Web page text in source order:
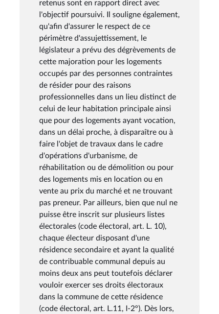
retenus sont en rapport direct avec
l'objectif poursuivi. Il souligne également,
qu'afin d'assurer le respect de ce
périmètre d'assujettissement, le
législateur a prévu des dégrèvements de
cette majoration pour les logements
occupés par des personnes contraintes
de résider pour des raisons
professionnelles dans un lieu distinct de
celui de leur habitation principale ainsi
que pour des logements ayant vocation,
dans un délai proche, à disparaître ou à
faire l'objet de travaux dans le cadre
d'opérations d'urbanisme, de
réhabilitation ou de démolition ou pour
des logements mis en location ou en
vente au prix du marché et ne trouvant
pas preneur. Par ailleurs, bien que nul ne
puisse être inscrit sur plusieurs listes
électorales (code électoral, art. L. 10),
chaque électeur disposant d'une
résidence secondaire et ayant la qualité
de contribuable communal depuis au
moins deux ans peut toutefois déclarer
vouloir exercer ses droits électoraux
dans la commune de cette résidence
(code électoral, art. L.11, I-2°). Dès lors,